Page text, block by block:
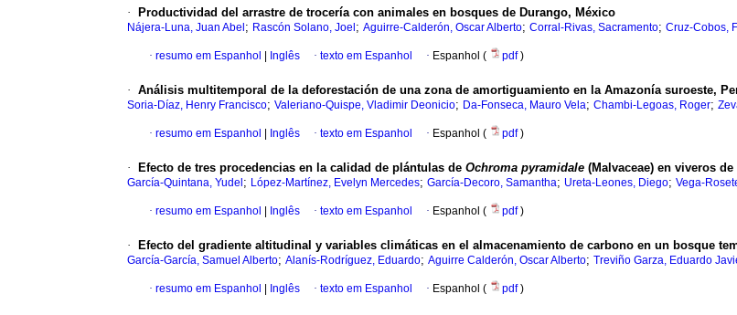
· Productividad del arrastre de trocería con animales en bosques de Durango, México
Nájera-Luna, Juan Abel ; Rascón Solano, Joel ; Aguirre-Calderón, Oscar Alberto; Corral-Rivas, Sacramento; Cruz-Cobos,
· resumo em Espanhol Inglês · texto em Espanhol · Espanhol ( pdf)
· Análisis multitemporal de la deforestación de una zona de amortiguamiento en la Amazonía suroeste,
Soria-Díaz, Henry Francisco; Valeriano-Quispe, Vladimir Deonicio; Da-Fonseca, Mauro Vela; Chambi-Legoas, Roger;
· resumo em Espanhol Inglês · texto em Espanhol · Espanhol ( pdf)
· Efecto de tres procedencias en la calidad de plántulas de Ochroma pyramidale (Malvaceae) en viveros
García-Quintana, Yudel ; López-Martínez, Evelyn Mercedes; García-Decoro, Samantha; Ureta-Leones, Diego; Vega-
· resumo em Espanhol Inglês · texto em Espanhol · Espanhol ( pdf)
· Efecto del gradiente altitudinal y variables climáticas en el almacenamiento de carbono en un bosque
García-García, Samuel Alberto; Alanís-Rodríguez, Eduardo; Aguirre Calderón, Oscar Alberto; Treviño Garza, Eduardo
· resumo em Espanhol Inglês · texto em Espanhol · Espanhol ( pdf)